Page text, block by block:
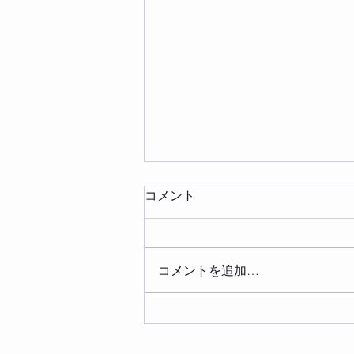
コメント
コメントを追加…